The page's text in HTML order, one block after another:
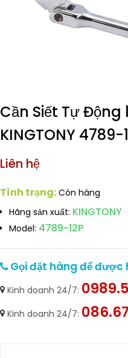
Cần Siết Tự Động
KINGTONY 4789-
Liên hệ
Tình trạng: Còn hàng
Hãng sản xuất: KINGTONY
Model: 4789-12P
Gọi đặt hàng để được
Kinh doanh 24/7:
Kinh doanh 24/7: